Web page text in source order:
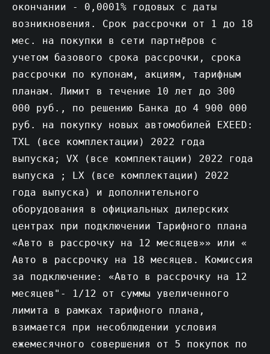
окончании - 0,0001% годовых с даты
возникновения. Срок рассрочки от 1 до 18
мес. на покупки в сети партнёров с
учетом базового срока рассрочки, срока
рассрочки по купонам, акциям, тарифным
планам. Лимит в течение 10 лет до 300
000 руб., по решению Банка до 4 900 000
руб. на покупку новых автомобилей EXEED:
TXL (все комплектации) 2022 года
выпуска; VX (все комплектации) 2022 года
выпуска ; LX (все комплектации) 2022
года выпуска) и дополнительного
оборудования в официальных дилерских
центрах при подключении Тарифного плана
«Авто в рассрочку на 12 месяцев»» или «
Авто в рассрочку на 18 месяцев. Комиссия
за подключение: «Авто в рассрочку на 12
месяцев"- 1/12 от суммы увеличенного
лимита в рамках тарифного плана,
взимается при несоблюдении условия
ежемесячного совершения от 5 покупок по